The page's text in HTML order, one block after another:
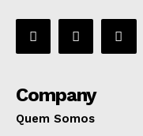
Company
Quem Somos